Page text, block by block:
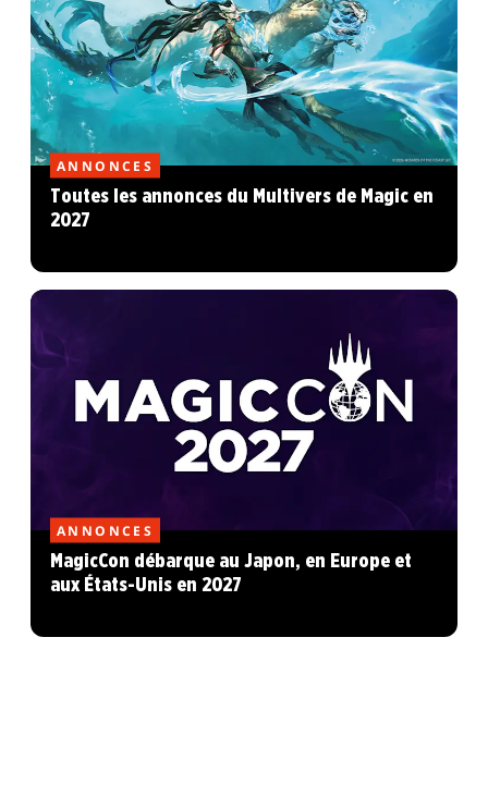
ANNONCES
Toutes les annonces du Multivers de Magic en
2027
ANNONCES
MagicCon débarque au Japon, en Europe et
aux États-Unis en 2027